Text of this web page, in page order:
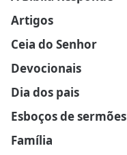
Artigos
Ceia do Senhor
Devocionais
Dia dos pais
Esboços de sermões
Família